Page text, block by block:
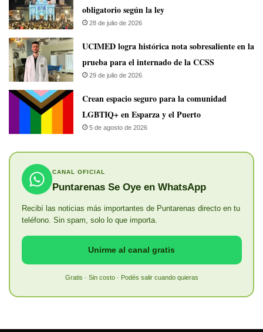
obligatorio según la ley
28 de julio de 2026
UCIMED logra histórica nota sobresaliente en la
prueba para el internado de la CCSS
29 de julio de 2026
Crean espacio seguro para la comunidad
LGBTIQ+ en Esparza y el Puerto
5 de agosto de 2026
CANAL OFICIAL
Puntarenas Se Oye en WhatsApp
Recibí las noticias más importantes de Puntarenas directo en tu
teléfono. Sin spam, solo lo que importa.
Unirme al canal gratis
Gratis · Sin costo · Podés salir cuando quieras